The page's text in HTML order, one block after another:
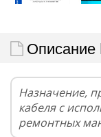
Описание
Назначение,
кабеля с
ремонтных